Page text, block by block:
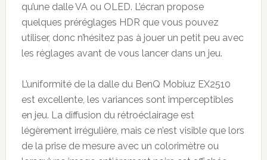
qu’une dalle VA ou OLED. L’écran propose
quelques préréglages HDR que vous pouvez
utiliser, donc n’hésitez pas à jouer un petit peu avec
les réglages avant de vous lancer dans un jeu.
L’uniformité de la dalle du BenQ Mobiuz EX2510
est excellente, les variances sont imperceptibles
en jeu. La diffusion du rétroéclairage est
légèrement irrégulière, mais ce n’est visible que lors
de la prise de mesure avec un colorimètre ou